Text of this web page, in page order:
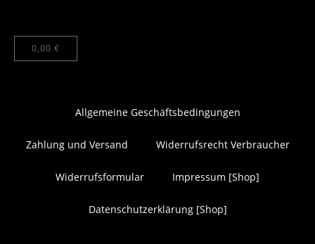
0,00 €
Allgemeine Geschäftsbedingungen
Zahlung und Versand Widerrufsrecht Verbraucher
Widerrufsformular Impressum [Shop]
Datenschutzerklärung [Shop]